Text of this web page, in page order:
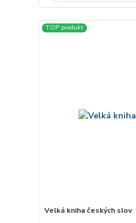
TOP produkt
Velká kniha českých slov